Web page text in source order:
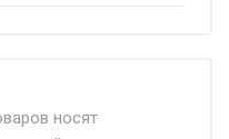
области.
носят